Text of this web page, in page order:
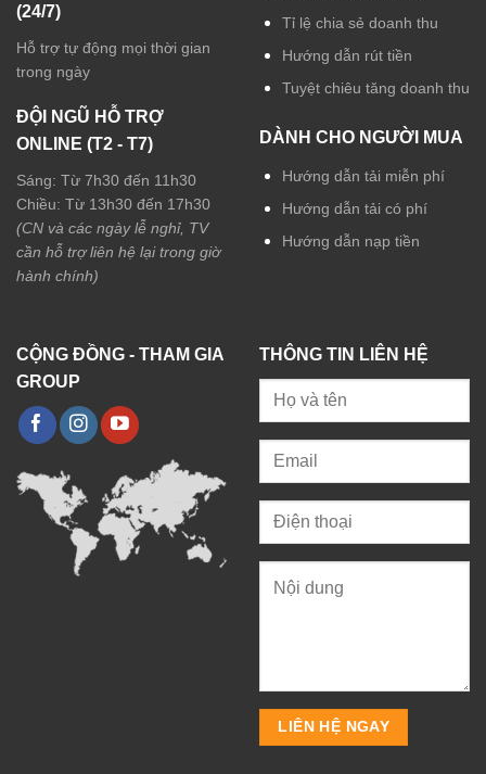
(24/7)
Hỗ trợ tự động mọi thời gian
trong ngày
ĐỘI NGŨ HỖ TRỢ
ONLINE (T2 - T7)
Sáng: Từ 7h30 đến 11h30
Chiều: Từ 13h30 đến 17h30
(CN và các ngày lễ nghỉ, TV
cần hỗ trợ liên hệ lại trong giờ
hành chính)
Tỉ lệ chia sẻ doanh thu
Hướng dẫn rút tiền
Tuyệt chiêu tăng doanh thu
DÀNH CHO NGƯỜI MUA
Hướng dẫn tải miễn phí
Hướng dẫn tải có phí
Hướng dẫn nạp tiền
CỘNG ĐỒNG - THAM GIA
GROUP
THÔNG TIN LIÊN HỆ